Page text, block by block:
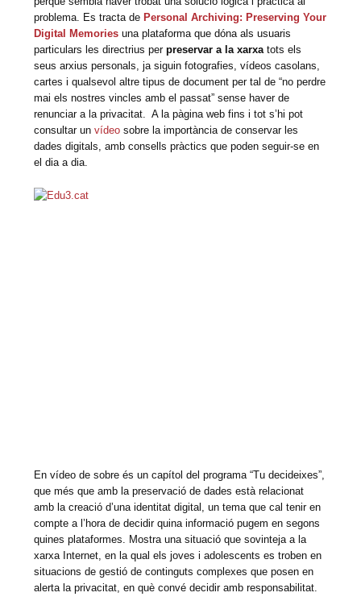
problema. Es tracta de Personal Archiving: Preserving Your
Digital Memories una plataforma que dóna als usuaris
particulars les directrius perpreservar a la xarxa tots els
seus arxius personals, ja siguin fotografies, vídeos casolans,
cartes i qualsevol altre tipus de document per tal de “no perdre
mai els nostres vincles amb el passat” sense haver de
renunciar a la privacitat. A la pàgina web fins i tot s’hi pot
consultar unvídeo sobre la importància de conservar les
dades digitals, amb consells pràctics que poden seguir-se en
el dia a dia.
En vídeo de sobre és un capítol del programa “Tu decideixes”,
que més que amb la preservació de dades està relacionat
amb la creació d’una identitat digital, un tema que cal tenir en
compte a l’hora de decidir quina informació pugem en segons
quines plataformes. Mostra una situació que sovinteja a la
xarxa Internet, en la qual els joves i adolescents es troben en
situacions de gestió de continguts complexes que posen en
alerta la privacitat, en què convé decidir amb responsabilitat.